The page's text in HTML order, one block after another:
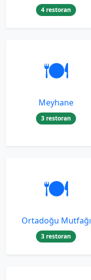
4 restoran
🍽️
Meyhane
3 restoran
🍽️
Ortadoğu Mutfağı
3 restoran